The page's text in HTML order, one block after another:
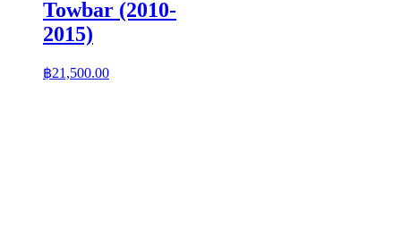
Towbar (2010-
2015)
฿21,500.00